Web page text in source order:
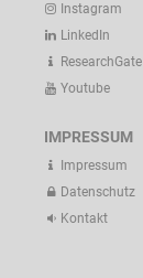
Instagram
LinkedIn
ResearchGate
Youtube
IMPRESSUM
Impressum
Datenschutz
Kontakt